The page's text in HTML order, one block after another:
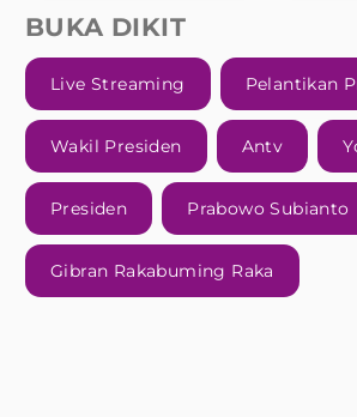
BUKA DIKIT
Live Streaming Pelantikan
Wakil Presiden Antv
Presiden Prabowo Subianto
Gibran Rakabuming Raka